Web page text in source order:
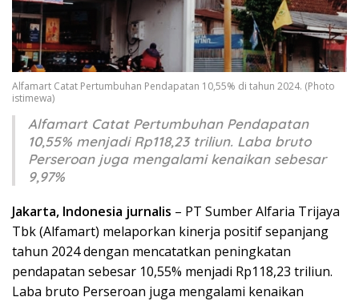
Alfamart Catat Pertumbuhan Pendapatan 10,55% di tahun 2024. (Photo
istimewa)
Alfamart Catat Pertumbuhan Pendapatan
10,55% menjadi Rp118,23 triliun. Laba bruto
Perseroan juga mengalami kenaikan sebesar
9,97%
Jakarta, Indonesia jurnalis – PT Sumber Alfaria Trijaya
Tbk (Alfamart) melaporkan kinerja positif sepanjang
tahun 2024 dengan mencatatkan peningkatan
pendapatan sebesar 10,55% menjadi Rp118,23 triliun.
Laba bruto Perseroan juga mengalami kenaikan